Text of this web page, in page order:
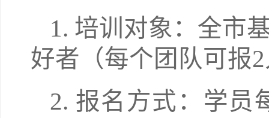
1. 培训对象：全市
好者（每个团队可报
2. 报名方式：学员